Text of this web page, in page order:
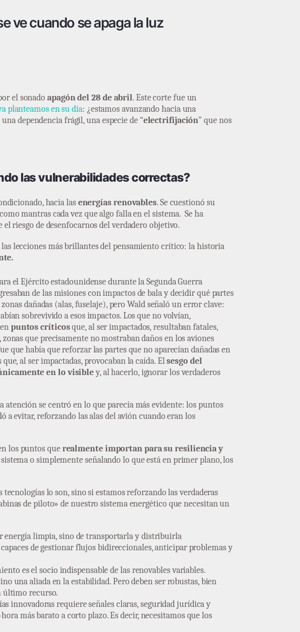
ve cuando se apaga la luz
el sonadoapagón del 28 de abril. Este corte fue un
planteamos en su día: ¿estamos avanzando hacia una
dependencia frágil, una especie de “electrifijación” que nos
las vulnerabilidades correctas?
hacia lasenergías renovables. Se cuestionó su
mantras cada vez que algo falla en el sistema. Se ha
riesgo de desenfocarnos del verdadero objetivo.
lecciones más brillantes del pensamiento crítico: la historia
el Ejército estadounidense durante la Segunda Guerra
de las misiones con impactos de bala y decidir qué partes
dañadas (alas, fuselaje), pero Wald señaló un error clave:
sobrevivido a esos impactos. Los que no volvían,
puntos críticosque, al ser impactados, resultaban fatales,
que precisamente no mostraban daños en los aviones
que había que reforzar las partes que no aparecían dañadas en
al ser impactadas, provocaban la caída. Elsesgo del
en lo visibley, al hacerlo, ignorar los verdaderos
atención se centró en lo que parecía más evidente: los puntos
a evitar, reforzando las alas del avión cuando eran los
los puntos querealmente importan para su resiliencia y
o simplemente señalando lo que está en primer plano, los
lo son, sino si estamos reforzando las verdaderas
de piloto» de nuestro sistema energético que necesitan un
energía limpia, sino de transportarla y distribuirla
de gestionar flujos bidireccionales, anticipar problemas y
es el socio indispensable de las renovables variables.
una aliada en la estabilidad. Pero deben ser robustas, bien
último recurso.
innovadoras requiere señales claras, seguridad jurídica y
más barato a corto plazo. Es decir, necesitamos que los